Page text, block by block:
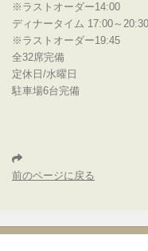
※ラストオーダー14:00
ディナータイム 17:00～20:30
※ラストオーダー19:45
全32席完備
定休日/水曜日
駐車場6台完備
前のページに戻る